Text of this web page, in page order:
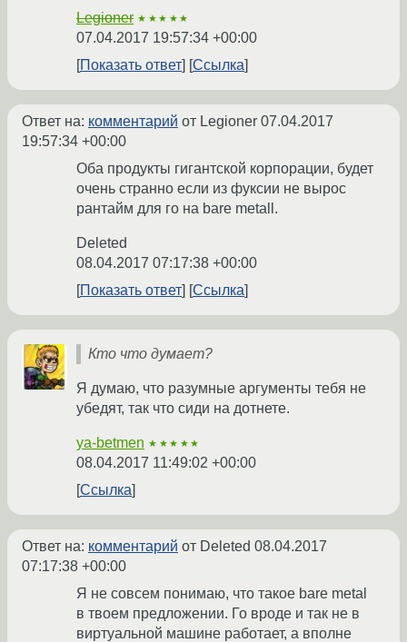
Legioner ★★★★★
07.04.2017 19:57:34 +00:00
Показать ответ
Ссылка
Ответ на: комментарий от Legioner 07.04.2017
19:57:34 +00:00
Оба продукты гигантской корпорации, будет
очень странно если из фуксии не вырос
рантайм для го на bare metall.
Deleted
08.04.2017 07:17:38 +00:00
Показать ответ
Ссылка
Кто что думает?
Я думаю, что разумные аргументы тебя не
убедят, так что сиди на дотнете.
ya-betmen ★★★★★
08.04.2017 11:49:02 +00:00
Ссылка
Ответ на: комментарий от Deleted 08.04.2017
07:17:38 +00:00
Я не совсем понимаю, что такое bare metal
в твоем предложении. Го вроде и так не в
виртуальной машине работает, а вполне